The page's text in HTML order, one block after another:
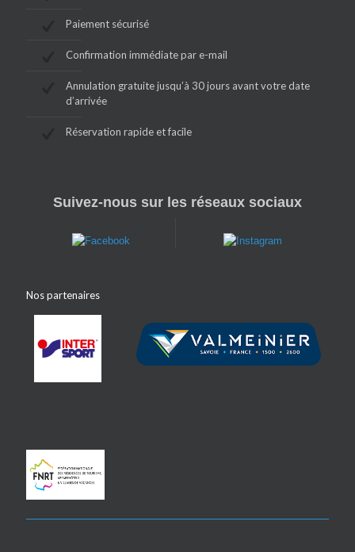
Paiement sécurisé
Confirmation immédiate par e-mail
Annulation gratuite jusqu’à 30 jours avant votre date
d’arrivée
Réservation rapide et facile
Suivez-nous sur les réseaux sociaux
Nos partenaires